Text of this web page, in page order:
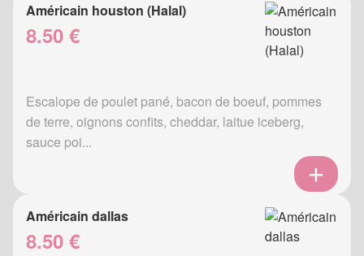
Américain houston (Halal)
8.50 €
Escalope de poulet pané, bacon de boeuf, pommes
de terre, oignons confits, cheddar, laitue iceberg,
sauce poi...
Américain dallas
8.50 €